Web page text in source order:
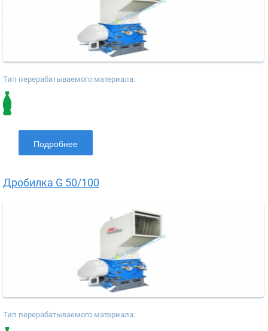
Тип перерабатываемого материала:
Подробнее
Дробилка G 50/100
Тип перерабатываемого материала: